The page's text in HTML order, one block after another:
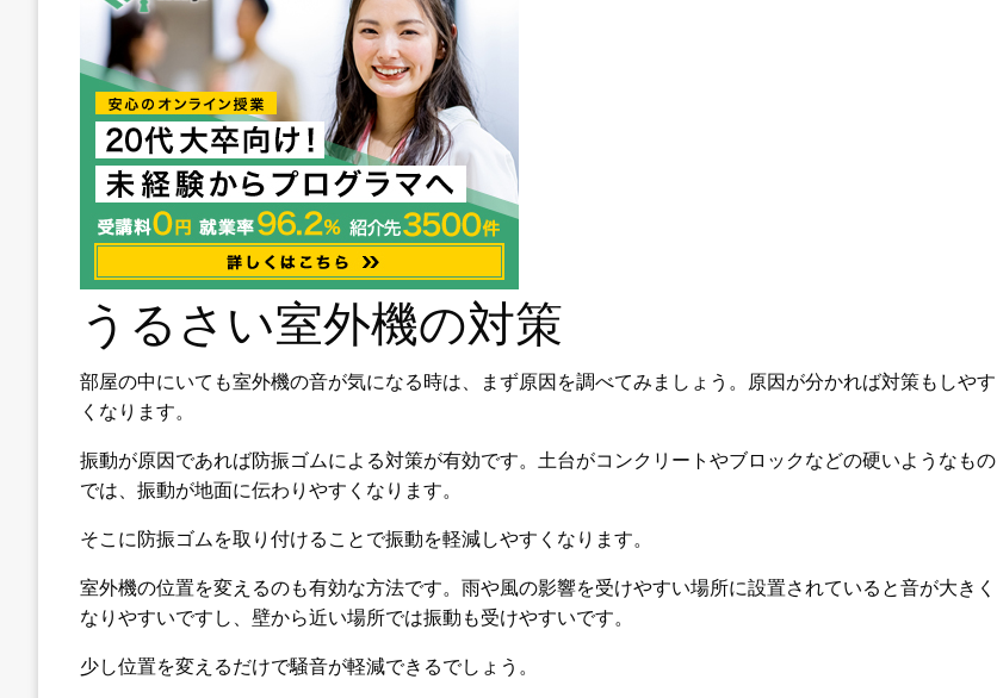
うるさい室外機の対策
部屋の中にいても室外機の音が気になる時は、まず原因を調べてみましょう。原因が分かれば対策もしやす
くなります。
振動が原因であれば防振ゴムによる対策が有効です。土台がコンクリートやブロックなどの硬いようなもの
では、振動が地面に伝わりやすくなります。
そこに防振ゴムを取り付けることで振動を軽減しやすくなります。
室外機の位置を変えるのも有効な方法です。雨や風の影響を受けやすい場所に設置されていると音が大きく
なりやすいですし、壁から近い場所では振動も受けやすいです。
少し位置を変えるだけで騒音が軽減できるでしょう。